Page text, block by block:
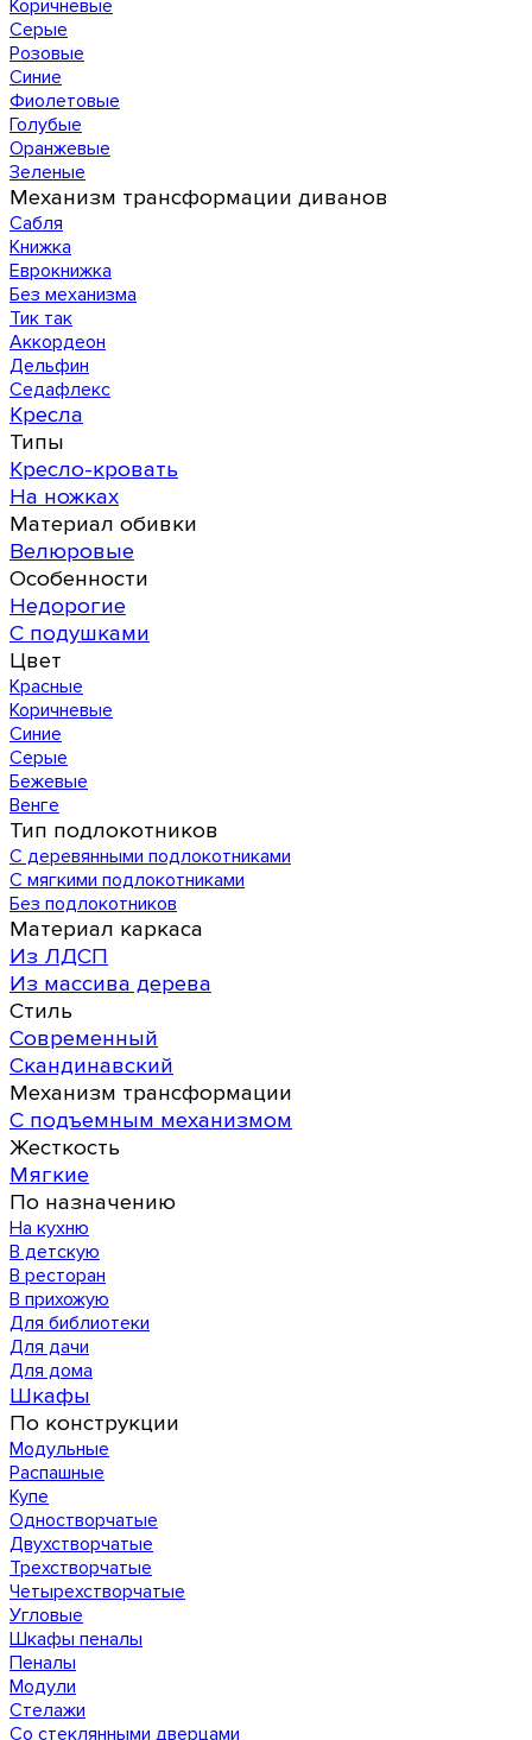
Коричневые
Серые
Розовые
Синие
Фиолетовые
Голубые
Оранжевые
Зеленые
Механизм трансформации диванов
Сабля
Книжка
Еврокнижка
Без механизма
Тик так
Аккордеон
Дельфин
Седафлекс
Кресла
Типы
Кресло-кровать
На ножках
Материал обивки
Велюровые
Особенности
Недорогие
С подушками
Цвет
Красные
Коричневые
Синие
Серые
Бежевые
Венге
Тип подлокотников
С деревянными подлокотниками
С мягкими подлокотниками
Без подлокотников
Материал каркаса
Из ЛДСП
Из массива дерева
Стиль
Современный
Скандинавский
Механизм трансформации
С подъемным механизмом
Жесткость
Мягкие
По назначению
На кухню
В детскую
В ресторан
В прихожую
Для библиотеки
Для дачи
Для дома
Шкафы
По конструкции
Модульные
Распашные
Купе
Одностворчатые
Двухстворчатые
Трехстворчатые
Четырехстворчатые
Угловые
Шкафы пеналы
Пеналы
Модули
Стелажи
Со стеклянными дверцами